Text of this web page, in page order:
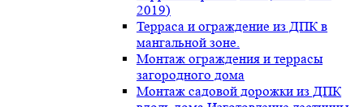
2019)
Терраса и ограждение из ДПК в
мангальной зоне.
Монтаж ограждения и террасы
загородного дома
Монтаж садовой дорожки из ДПК